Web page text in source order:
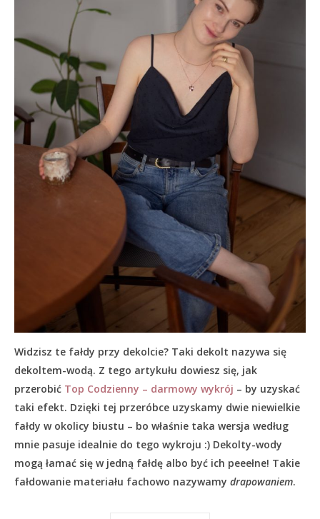
Widzisz te fałdy przy dekolcie? Taki dekolt nazywa się
dekoltem-wodą. Z tego artykułu dowiesz się, jak
przerobić Top Codzienny – darmowy wykrój – by uzyskać
taki efekt. Dzięki tej przeróbce uzyskamy dwie niewielkie
fałdy w okolicy biustu – bo właśnie taka wersja według
mnie pasuje idealnie do tego wykroju :) Dekolty-wody
mogą łamać się w jedną fałdę albo być ich peeełne! Takie
fałdowanie materiału fachowo nazywamy drapowaniem.